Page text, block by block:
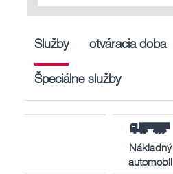
Služby otváracia doba
Špeciálne služby
Nákladný
automobil